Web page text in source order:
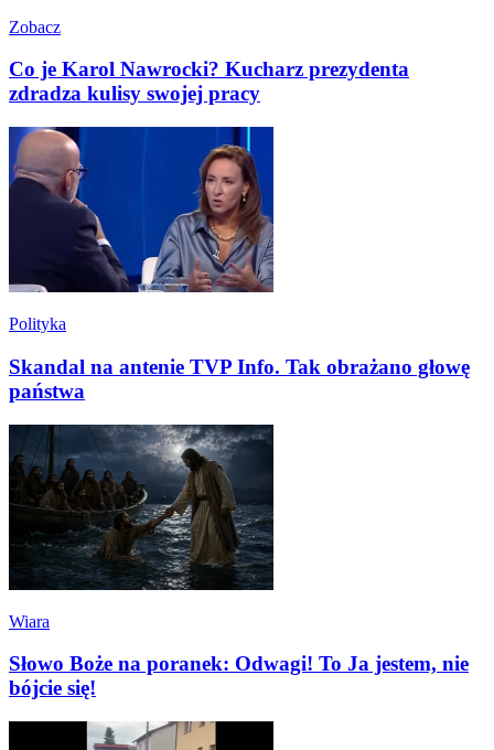
Zobacz
Co je Karol Nawrocki? Kucharz prezydenta
zdradza kulisy swojej pracy
Polityka
Skandal na antenie TVP Info. Tak obrażano głowę
państwa
Wiara
Słowo Boże na poranek: Odwagi! To Ja jestem, nie
bójcie się!